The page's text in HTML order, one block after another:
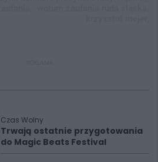
Czas Wolny
Trwają ostatnie przygotowania
do Magic Beats Festival